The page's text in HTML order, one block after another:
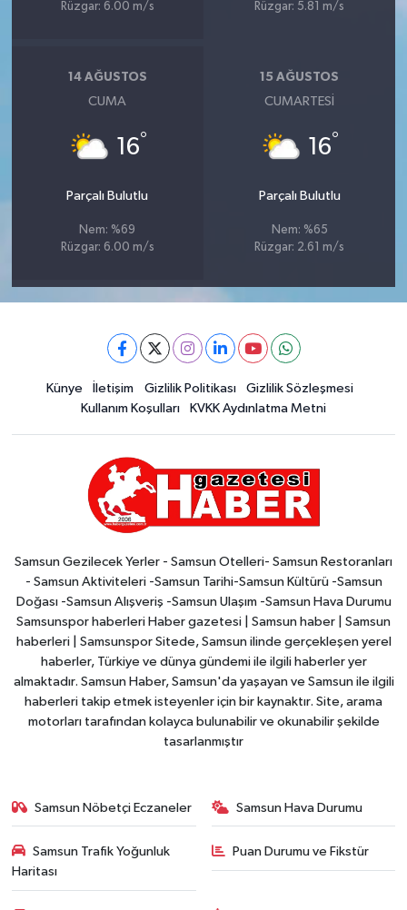
Rüzgar: 6.00 m/s
Rüzgar: 5.81 m/s
14 AĞUSTOS
CUMA
16°
Parçalı Bulutlu
Nem: %69
Rüzgar: 6.00 m/s
15 AĞUSTOS
CUMARTESI
16°
Parçalı Bulutlu
Nem: %65
Rüzgar: 2.61 m/s
Künye İletişim Gizlilik Politikası
Gizlilik Sözleşmesi
Kullanım Koşulları
KVKK Aydınlatma Metni
Samsun Gezilecek Yerler - Samsun Otelleri- Samsun Restoranları
- Samsun Aktiviteleri -Samsun Tarihi-Samsun Kültürü -Samsun
Doğası -Samsun Alışveriş -Samsun Ulaşım -Samsun Hava Durumu
Samsunspor haberleri Haber gazetesi | Samsun haber | Samsun
haberleri | Samsunspor Sitede, Samsun ilinde gerçekleşen yerel
haberler, Türkiye ve dünya gündemi ile ilgili haberler yer
almaktadır. Samsun Haber, Samsun'da yaşayan ve Samsun ile ilgili
haberleri takip etmek isteyenler için bir kaynaktır. Site, arama
motorları tarafından kolayca bulunabilir ve okunabilir şekilde
tasarlanmıştır
Samsun Nöbetçi Eczaneler Samsun Hava Durumu
Samsun Trafik Yoğunluk
Haritası
Puan Durumu ve Fikstür